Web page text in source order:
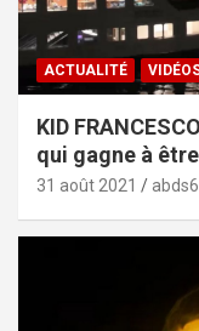
ACTUALITÉ
KID
qui gagne à
31 août 2021